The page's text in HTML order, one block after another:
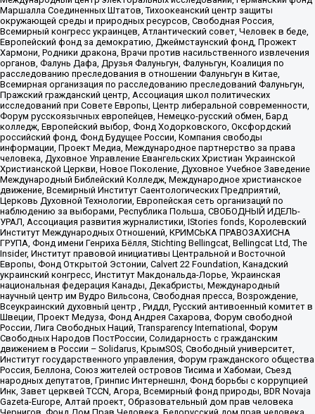
Маршалла Соединенных Штатов, Тихоокеанский центр защиты
окружающей среды и природных ресурсов, Свободная Россия,
Всемирный конгресс украинцев, Атлантический совет, Человек в беде,
Европейский фонд за демократию, Джеймстаунский фонд, Прожект
Хармони, Родники дракона, Врачи против насильственного извлечения
органов, Фалунь Дафа, Друзья Фалуньгун, Фалуньгун, Коалиция по
расследованию преследования в отношении Фалуньгун в Китае,
Всемирная организация по расследованию преследований Фалуньгун,
Пражский гражданский центр, Ассоциация школ политических
исследований при Совете Европы, Центр либеральной современности,
Форум русскоязычных европейцев, Немецко-русский обмен, Бард
колледж, Европейский выбор, Фонд Ходорковского, Оксфордский
российский фонд, Фонд Будущее России, Компания свободы
информации, Проект Медиа, Международное партнерство за права
человека, Духовное Управление Евангельских Христиан Украинской
Христианской Церкви, Новое Поколение, Духовное Учебное Заведение
Международный Библейский Колледж, Международное христианское
движение, Всемирный Институт Саентологических Предприятий,
Церковь Духовной Технологии, Европейская сеть организаций по
наблюдению за выборами, Республика Польша, СВОБОДНЫЙ ИДЕЛЬ-
УРАЛ, Ассоциация развития журналистики, IStories fonds, Королевский
Институт Международных Отношений, КРИМСЬКА ПРАВОЗАХИСНА
ГРУПА, Фонд имени Генриха Бёлля, Stichting Bellingcat, Bellingcat Ltd, The
Insider, Институт правовой инициативы Центральной и Восточной
Европы, Фонд Открытой Эстонии, Calvert 22 Foundation, Канадский
украинский конгресс, Институт Макдональда-Лорье, Украинская
национальная федерация Канады, Декабристы, Международный
научный центр им Вудро Вильсона, Свободная пресса, Возрождение,
Всеукраинский духовный центр , Риддл, Русский антивоенный комитет в
Швеции, Проект Медуза, Фонд Андрея Сахарова, Форум свободной
России, Лига Свободных Наций, Transparеncy International, Форум
Свободных Народов ПостРоссии, Солидарность с гражданским
движением в России – Solidarus, КрымSOS, Свободный университет,
Институт государственного управления, Форум гражданского общества
Россия, Беллона, Союз жителей островов Тисима и Хабомаи, Съезд
народных депутатов, Гринпис Интернешнл, Фонд борьбы с коррупцией
Инк, Завет церквей TCCN, Агора, Всемирный фонд природы, BDR Novaja
Gazeta-Europe, Алтай проект, Образовательный дом прав человека